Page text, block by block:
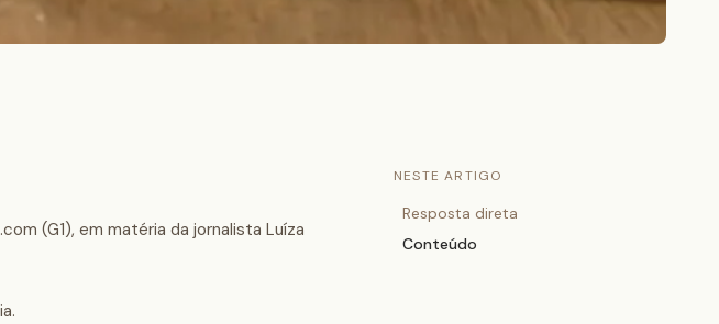
(G1), em matéria da jornalista Luíza
NESTE ARTIGO
Resposta direta
Conteúdo